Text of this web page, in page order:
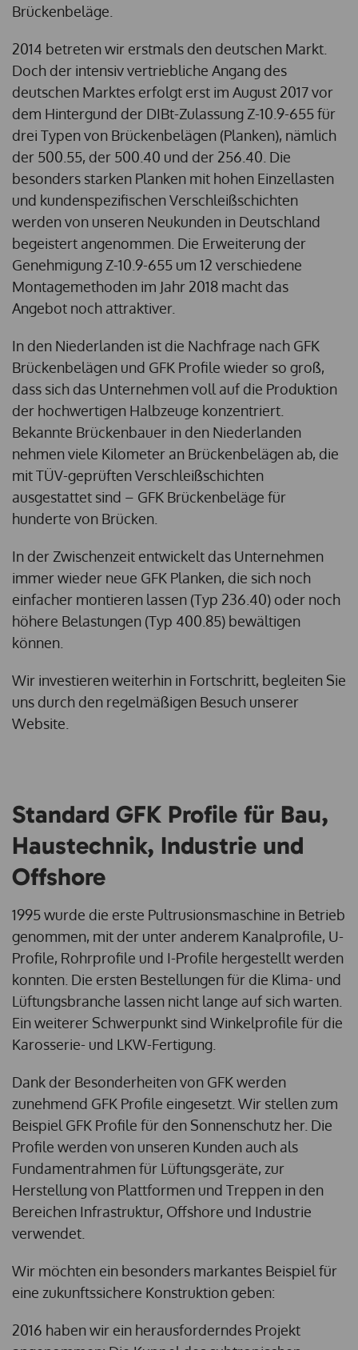
Brückenbeläge.
2014 betreten wir erstmals den deutschen Markt.
Doch der intensiv vertriebliche Angang des
deutschen Marktes erfolgt erst im August 2017 vor
dem Hintergund der DIBt-Zulassung Z-10.9-655 für
drei Typen von Brückenbelägen (Planken), nämlich
der 500.55, der 500.40 und der 256.40. Die
besonders starken Planken mit hohen Einzellasten
und kundenspezifischen Verschleißschichten
werden von unseren Neukunden in Deutschland
begeistert angenommen. Die Erweiterung der
Genehmigung Z-10.9-655 um 12 verschiedene
Montagemethoden im Jahr 2018 macht das
Angebot noch attraktiver.
In den Niederlanden ist die Nachfrage nach GFK
Brückenbelägen und GFK Profile wieder so groß,
dass sich das Unternehmen voll auf die Produktion
der hochwertigen Halbzeuge konzentriert.
Bekannte Brückenbauer in den Niederlanden
nehmen viele Kilometer an Brückenbelägen ab, die
mit TÜV-geprüften Verschleißschichten
ausgestattet sind – GFK Brückenbeläge für
hunderte von Brücken.
In der Zwischenzeit entwickelt das Unternehmen
immer wieder neue GFK Planken, die sich noch
einfacher montieren lassen (Typ 236.40) oder noch
höhere Belastungen (Typ 400.85) bewältigen
können.
Wir investieren weiterhin in Fortschritt, begleiten Sie
uns durch den regelmäßigen Besuch unserer
Website.
Standard GFK Profile für Bau,
Haustechnik, Industrie und
Offshore
1995 wurde die erste Pultrusionsmaschine in Betrieb
genommen, mit der unter anderem Kanalprofile, U-
Profile, Rohrprofile und I-Profile hergestellt werden
konnten. Die ersten Bestellungen für die Klima- und
Lüftungsbranche lassen nicht lange auf sich warten.
Ein weiterer Schwerpunkt sind Winkelprofile für die
Karosserie- und LKW-Fertigung.
Dank der Besonderheiten von GFK werden
zunehmend GFK Profile eingesetzt. Wir stellen zum
Beispiel GFK Profile für den Sonnenschutz her. Die
Profile werden von unseren Kunden auch als
Fundamentrahmen für Lüftungsgeräte, zur
Herstellung von Plattformen und Treppen in den
Bereichen Infrastruktur, Offshore und Industrie
verwendet.
Wir möchten ein besonders markantes Beispiel für
eine zukunftssichere Konstruktion geben:
2016 haben wir ein herausforderndes Projekt